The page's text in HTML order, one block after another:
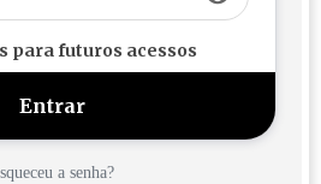
para futuros acessos
a senha?